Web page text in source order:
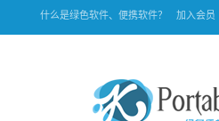
什么是绿色软件、便携软件？ 加入会员